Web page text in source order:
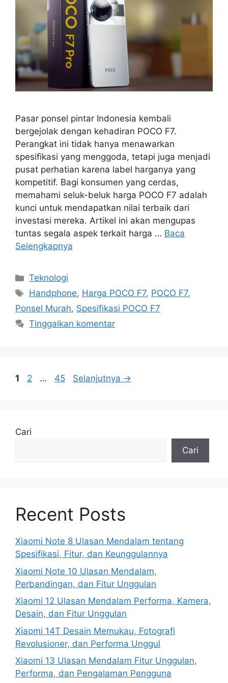
Pasar ponsel pintar Indonesia kembali
bergejolak dengan kehadiran POCO F7.
Perangkat ini tidak hanya menawarkan
spesifikasi yang menggoda, tetapi juga menjadi
pusat perhatian karena label harganya yang
kompetitif. Bagi konsumen yang cerdas,
memahami seluk-beluk harga POCO F7 adalah
kunci untuk mendapatkan nilai terbaik dari
investasi mereka. Artikel ini akan mengupas
tuntas segala aspek terkait harga … Baca
Selengkapnya
Kategori
Teknologi
Tag
Handphone, Harga POCO F7, POCO F7,
Ponsel Murah, Spesifikasi POCO F7
Tinggalkan komentar
Halaman
1 Halaman
2 … Halaman
45 Selanjutnya →
Cari
Cari
Recent Posts
Xiaomi Note 8 Ulasan Mendalam tentang
Spesifikasi, Fitur, dan Keunggulannya
Xiaomi Note 10 Ulasan Mendalam,
Perbandingan, dan Fitur Unggulan
Xiaomi 12 Ulasan Mendalam Performa, Kamera,
Desain, dan Fitur Unggulan
Xiaomi 14T Desain Memukau, Fotografi
Revolusioner, dan Performa Unggul
Xiaomi 13 Ulasan Mendalam Fitur Unggulan,
Performa, dan Pengalaman Pengguna